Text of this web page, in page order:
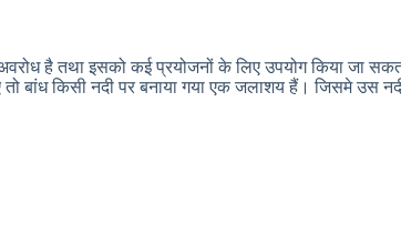
है तथा इसको कई प्रयोजनों के लिए उपयोग किया जा
बांध किसी नदी पर बनाया गया एक जलाशय हैं। जिसमे उस